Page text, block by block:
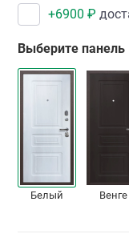
+6900 ₽
Выберите панель
Белый Венге